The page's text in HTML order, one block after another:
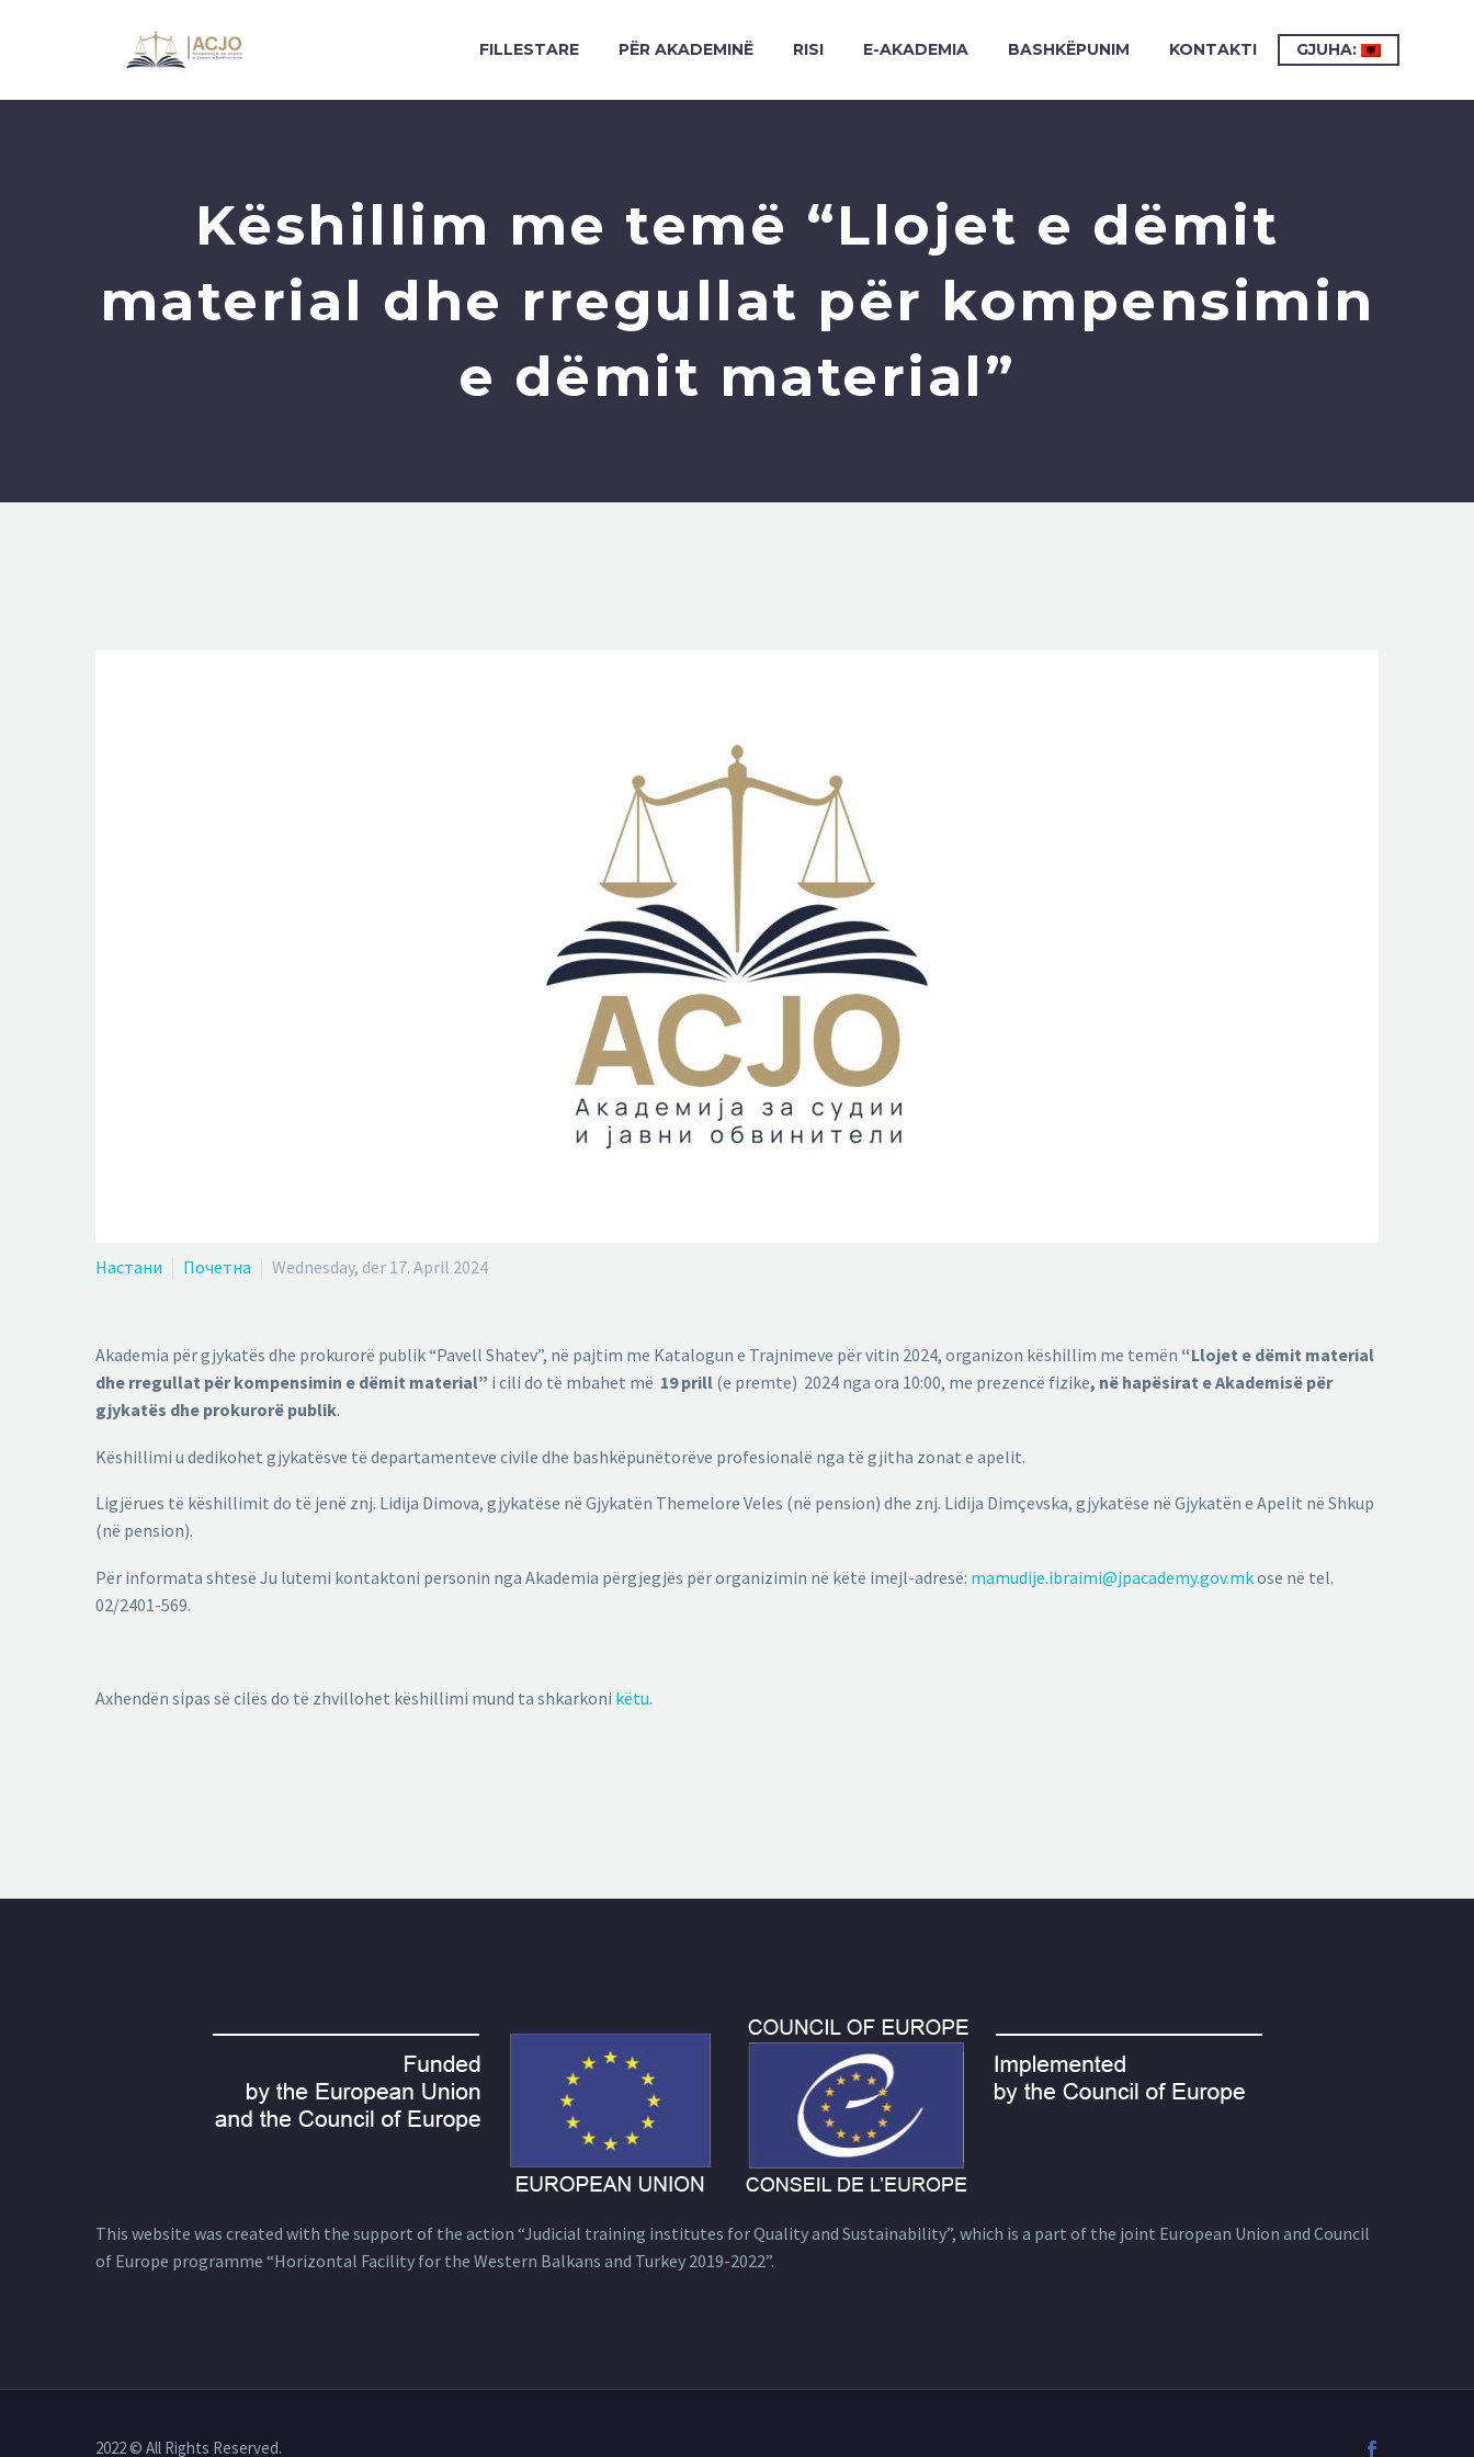
FILLESTARE PËR AKADEMINË RISI E-AKADEMIA BASHKËPUNIM KONTAKTI GJUHA:
Këshillim me temë “Llojet e dëmit
material dhe rregullat për kompensimin
e dëmit material”
Настани Почетна Wednesday, der 17. April 2024
Akademia për gjykatës dhe prokurorë publik “Pavell Shatev”, në pajtim me Katalogun e Trajnimeve për vitin 2024, organizon këshillim me temën “Llojet e dëmit material
dhe rregullat për kompensimin e dëmit material” i cili do të mbahet më 19prill (e premte) 2024 nga ora 10:00, me prezencë fizike, në hapësirat e Akademisë për
gjykatës dhe prokurorë publik.
Këshillimi u dedikohet gjykatësve të departamenteve civile dhe bashkëpunëtorëve profesionalë nga të gjitha zonat e apelit.
Ligjërues të këshillimit do të jenë znj. Lidija Dimova, gjykatëse në Gjykatën Themelore Veles (në pension) dhe znj. Lidija Dimçevska, gjykatëse në Gjykatën e Apelit në Shkup
(në pension).
Për informata shtesë Ju lutemi kontaktoni personin nga Akademia përgjegjës për organizimin në këtë imejl-adresë: mamudije.ibraimi@jpacademy.gov.mkose në tel.
02/2401-569.
Axhendën sipas së cilës do të zhvillohet këshillimi mund ta shkarkoni këtu.
This website was created with the support of the action “Judicial training institutes for Quality and Sustainability”, which is a part of the joint European Union and Council
of Europe programme “Horizontal Facility for the Western Balkans and Turkey 2019-2022”.
2022 © All Rights Reserved.